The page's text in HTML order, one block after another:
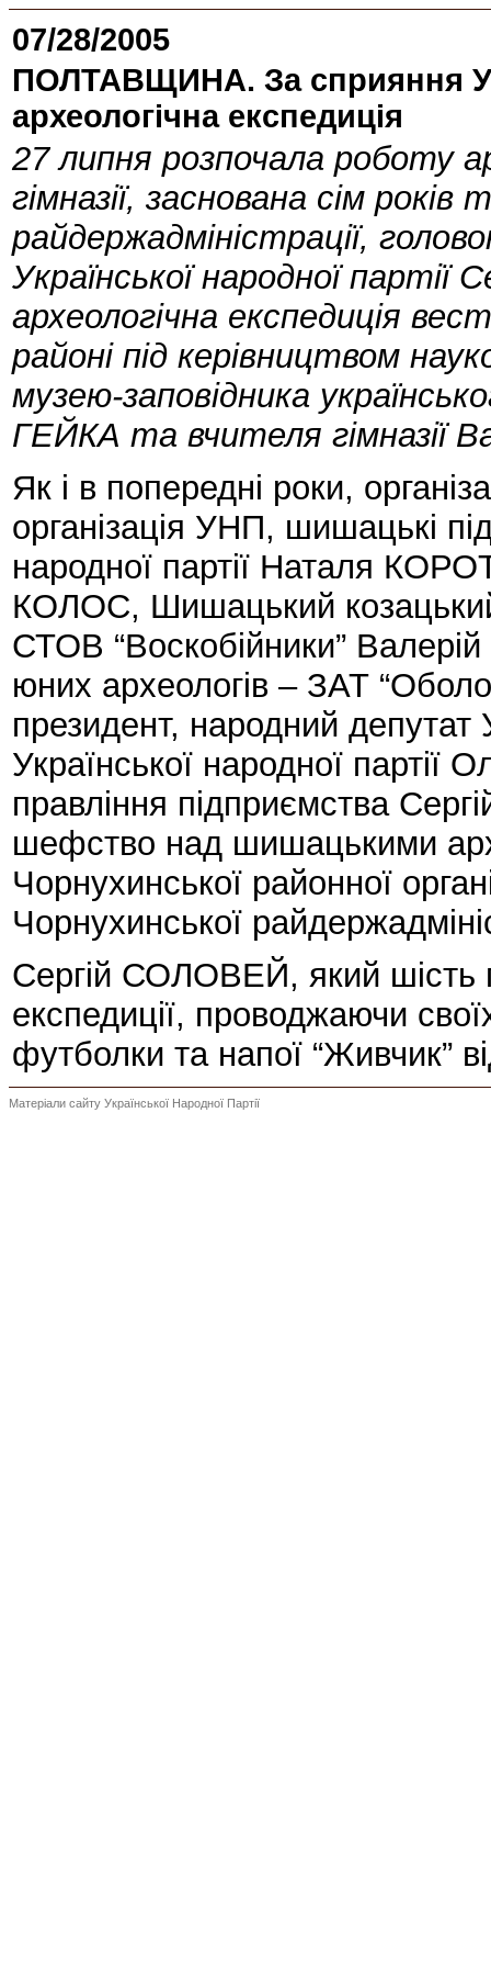
07/28/2005
ПОЛТАВЩИНА. За сприяння
археологічна експедиція
27 липня розпочала роботу
гімназії, заснована сім
райдержадміністрації,
Української народної
археологічна експедиція
районі під керівництвом
музею-заповідника
ГЕЙКА та вчителя
Як і в попередні роки,
організація УНП, шишацькі
народної партії Наталя
КОЛОС, Шишацький
СТОВ “Воскобійники”
юних археологів – ЗАТ
президент, народний депутат
Української народної
правління підприємства
шефство над шишацькими
Чорнухинської районної
Чорнухинської
Сергій СОЛОВЕЙ, який шість
експедиції, проводжаючи
футболки та напої “Живчик”
Матеріали сайту Української Народної Партії